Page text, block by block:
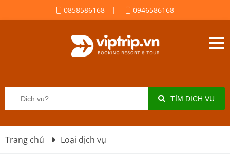
0858586168 | 0946586168
TÌM DỊCH VỤ
Trang chủ Loại dịch vụ